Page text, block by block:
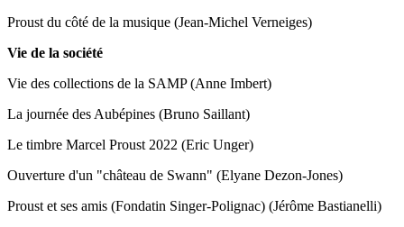
Proust du côté de la musique (Jean-Michel Verneiges)
Vie de la société
Vie des collections de la SAMP (Anne Imbert)
La journée des Aubépines (Bruno Saillant)
Le timbre Marcel Proust 2022 (Eric Unger)
Ouverture d'un "château de Swann" (Elyane Dezon-Jones)
Proust et ses amis (Fondatin Singer-Polignac) (Jérôme Bastianelli)